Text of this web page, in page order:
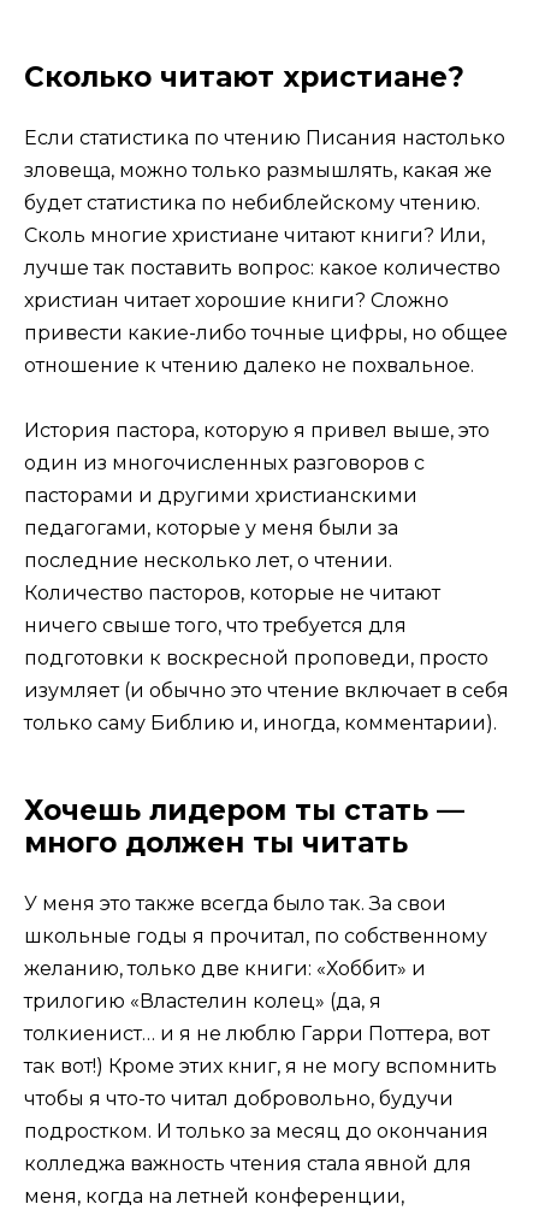
Сколько читают христиане?
Если статистика по чтению Писания настолько
зловеща, можно только размышлять, какая же
будет статистика по небиблейскому чтению.
Сколь многие христиане читают книги? Или,
лучше так поставить вопрос: какое количество
христиан читает хорошие книги? Сложно
привести какие-либо точные цифры, но общее
отношение к чтению далеко не похвальное.
История пастора, которую я привел выше, это
один из многочисленных разговоров с
пасторами и другими христианскими
педагогами, которые у меня были за
последние несколько лет, о чтении.
Количество пасторов, которые не читают
ничего свыше того, что требуется для
подготовки к воскресной проповеди, просто
изумляет (и обычно это чтение включает в себя
только саму Библию и, иногда, комментарии).
Хочешь лидером ты стать —
много должен ты читать
У меня это также всегда было так. За свои
школьные годы я прочитал, по собственному
желанию, только две книги: «Хоббит» и
трилогию «Властелин колец» (да, я
толкиенист… и я не люблю Гарри Поттера, вот
так вот!) Кроме этих книг, я не могу вспомнить
чтобы я что-то читал добровольно, будучи
подростком. И только за месяц до окончания
колледжа важность чтения стала явной для
меня, когда на летней конференции,